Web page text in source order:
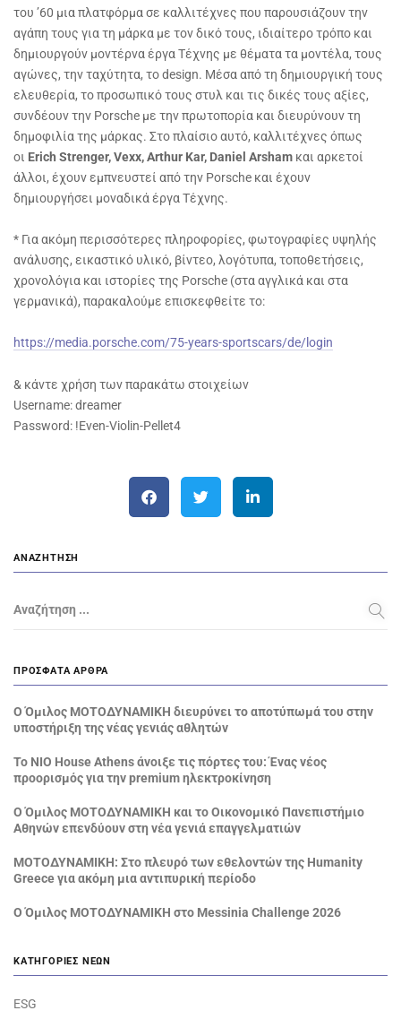
του ’60 μια πλατφόρμα σε καλλιτέχνες που παρουσιάζουν την
αγάπη τους για τη μάρκα με τον δικό τους, ιδιαίτερο τρόπο και
δημιουργούν μοντέρνα έργα Τέχνης με θέματα τα μοντέλα, τους
αγώνες, την ταχύτητα, το design. Μέσα από τη δημιουργική τους
ελευθερία, το προσωπικό τους στυλ και τις δικές τους αξίες,
συνδέουν την Porsche με την πρωτοπορία και διευρύνουν τη
δημοφιλία της μάρκας. Στο πλαίσιο αυτό, καλλιτέχνες όπως
οι Erich Strenger, Vexx, Arthur Kar, Daniel Arsham και αρκετοί
άλλοι, έχουν εμπνευστεί από την Porsche και έχουν
δημιουργήσει μοναδικά έργα Τέχνης.
* Για ακόμη περισσότερες πληροφορίες, φωτογραφίες υψηλής
ανάλυσης, εικαστικό υλικό, βίντεο, λογότυπα, τοποθετήσεις,
χρονολόγια και ιστορίες της Porsche (στα αγγλικά και στα
γερμανικά), παρακαλούμε επισκεφθείτε το:
https://media.porsche.com/75-years-sportscars/de/login
& κάντε χρήση των παρακάτω στοιχείων
Username: dreamer
Password: !Even-Violin-Pellet4
ΑΝΑΖΉΤΗΣΗ
Αναζήτηση ...
ΠΡΌΣΦΑΤΑ ΆΡΘΡΑ
Ο Όμιλος ΜΟΤΟΔΥΝΑΜΙΚΗ διευρύνει το αποτύπωμά του στην
υποστήριξη της νέας γενιάς αθλητών
Το NIO House Athens άνοιξε τις πόρτες του: Ένας νέος
προορισμός για την premium ηλεκτροκίνηση
Ο Όμιλος ΜΟΤΟΔΥΝΑΜΙΚΗ και το Οικονομικό Πανεπιστήμιο
Αθηνών επενδύουν στη νέα γενιά επαγγελματιών
ΜΟΤΟΔΥΝΑΜΙΚΗ: Στο πλευρό των εθελοντών της Humanity
Greece για ακόμη μια αντιπυρική περίοδο
Ο Όμιλος ΜΟΤΟΔΥΝΑΜΙΚΗ στο Messinia Challenge 2026
ΚΑΤΗΓΟΡΊΕΣ ΝΈΩΝ
ESG